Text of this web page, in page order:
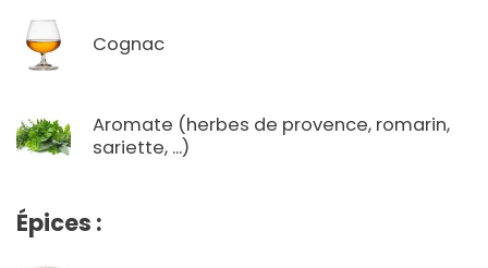
Cognac
Aromate (herbes de provence, romarin,
sariette, ...)
Épices :